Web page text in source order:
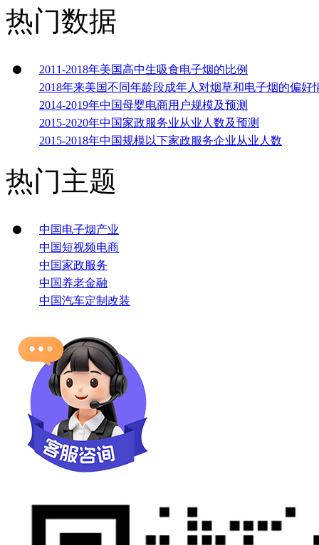
热门数据
2011-2018年美国高中生吸食电子烟的比例
2018年来美国不同年龄段成年人对烟草和电子烟的偏好
2014-2019年中国母婴电商用户规模及预测
2015-2020年中国家政服务业从业人数及预测
2015-2018年中国规模以下家政服务企业从业人数
热门主题
中国电子烟产业
中国短视频电商
中国家政服务
中国养老金融
中国汽车定制改装